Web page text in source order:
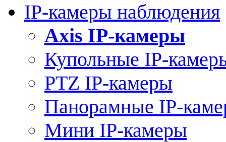
IP-камеры наблюдения
Axis IP-камеры
Купольные IP-
PTZ IP-камеры
Панорамные IP-
Мини IP-камеры